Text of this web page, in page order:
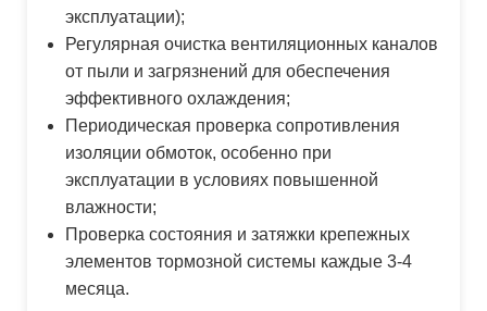
эксплуатации);
Регулярная очистка вентиляционных каналов
от пыли и загрязнений для обеспечения
эффективного охлаждения;
Периодическая проверка сопротивления
изоляции обмоток, особенно при
эксплуатации в условиях повышенной
влажности;
Проверка состояния и затяжки крепежных
элементов тормозной системы каждые 3-4
месяца.